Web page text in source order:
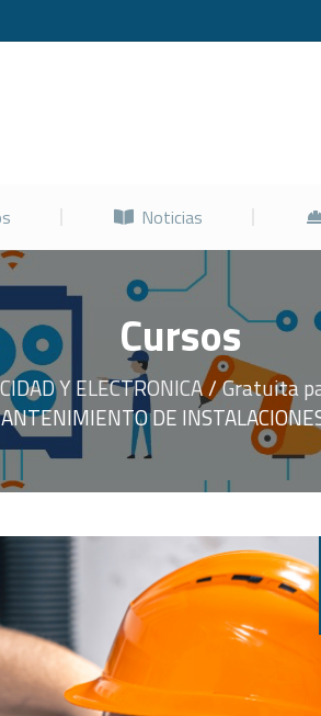
Noticias
Cursos
Y ELECTRONICA Gratuita
DE
Servicios